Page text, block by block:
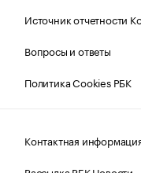
Источник отчетности
Вопросы и ответы
Политика Cookies РБК
Контактная